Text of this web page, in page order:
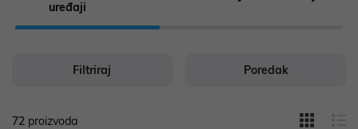
uređaji
Filtriraj Poredak
72 proizvoda